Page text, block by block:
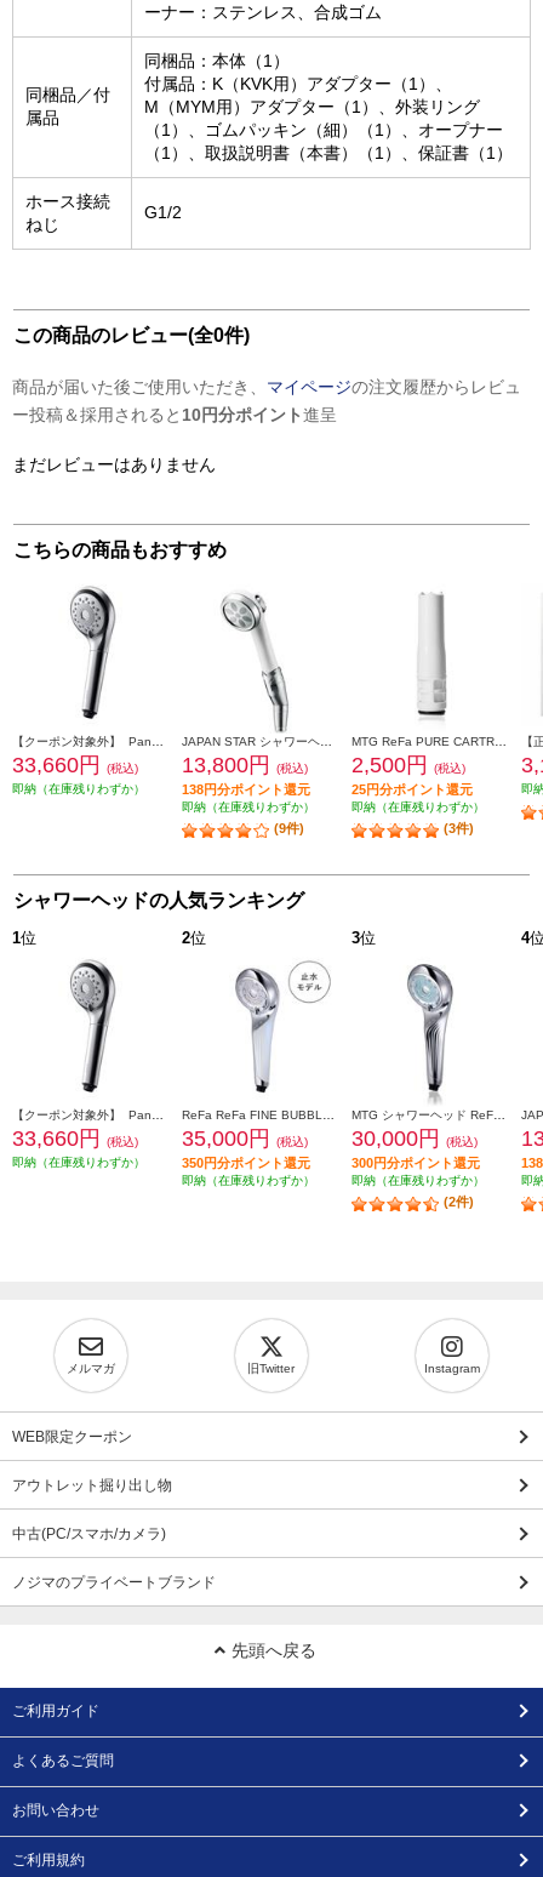
ーナー：ステンレス、合成ゴム
同梱品／付
属品
同梱品：本体（1）
付属品：K（KVK用）アダプター（1）、
M（MYM用）アダプター（1）、外装リング
（1）、ゴムパッキン（細）（1）、オープナー
（1）、取扱説明書（本書）（1）、保証書（1）
ホース接続
ねじ
G1/2
この商品のレビュー(全0件)
商品が届いた後ご使用いただき、 マイページの注文履歴からレビュ
ー投稿＆採用されると 10円分ポイント進呈
まだレビューはありません
こちらの商品もおすすめ
33,660円
(税込)
即納（在庫残りわずか）
13,800円 (税込)
138円分ポイント還元
即納（在庫残りわずか）
(9件)
2,500円 (税込)
25円分ポイント還元
即納（在庫残りわずか）
(3件)
即
シャワーヘッドの人気ランキング
1位
33,660円
(税込)
即納（在庫残りわずか）
2位
35,000円 (税込)
350円分ポイント還元
即納（在庫残りわずか）
3位
30,000円 (税込)
300円分ポイント還元
即納（在庫残りわずか）
(2件)
4
即
メルマガ 旧Twitter Instagram
WEB限定クーポン
アウトレット掘り出し物
中古(PC/スマホ/カメラ)
ノジマのプライベートブランド
先頭へ戻る
ご利用ガイド
よくあるご質問
お問い合わせ
ご利用規約